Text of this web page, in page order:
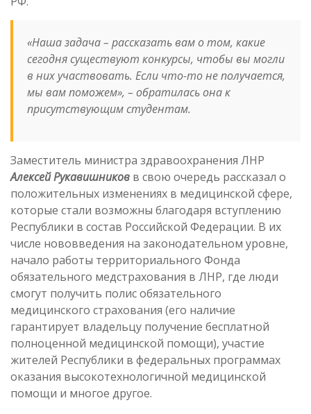
«Наша задача – рассказать вам о том, какие
сегодня существуют конкурсы, чтобы вы могли
в них участвовать. Если что-то не получается,
мы вам поможем», – обратилась она к
присутствующим студентам.
Заместитель министра здравоохранения ЛНР
Алексей Рукавишников в свою очередь рассказал о
положительных изменениях в медицинской сфере,
которые стали возможны благодаря вступлению
Республики в состав Российской Федерации. В их
числе нововведения на законодательном уровне,
начало работы территориального Фонда
обязательного медстрахования в ЛНР, где люди
смогут получить полис обязательного
медицинского страхования (его наличие
гарантирует владельцу получение бесплатной
полноценной медицинской помощи), участие
жителей Республики в федеральных программах
оказания высокотехнологичной медицинской
помощи и многое другое.